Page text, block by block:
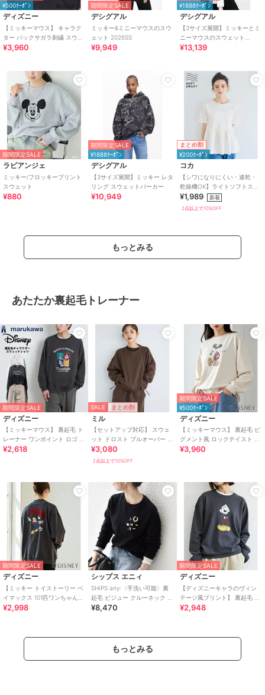
¥500ｸｰﾎﾟﾝ
ディズニー
【ミッキーマウス】 キャラク
ター バックサガラ刺繍 スウェ
ット トレーナー
¥3,960
期間限定SALE
デシグアル
ミッキー&ミニーマウスのスウ
ェット 2026SS
¥9,949
¥1888ｸｰﾎﾟﾝ
デシグアル
【3サイズ展開】ミッキーとミ
ニーマウスのスウェット
2026SS
¥13,139
期間限定SALE
ラビアンジェ
ミッキー/フロッキープリント
スウェット
¥880
期間限定SALE
¥1888ｸｰﾎﾟﾝ
デシグアル
【3サイズ展開】ミッキー レタ
リング スウェットパーカー
¥10,949
まとめ割
¥200ｸｰﾎﾟﾝ
コカ
【シワになりにくい・速乾・
乾燥機OK】ライトソフトスウ
ェットウエストギャザー切替
トップス 全2色
¥1,989 新着
2点以上で10%OFF
もっとみる
あたたか裏起毛トレーナー
期間限定SALE
ディズニー
【ミッキーマウス】 裏起毛 ト
レーナー ワンポイント ロゴ メ
ンズ レディース
¥2,618
SALE まとめ割
ミル
【セットアップ対応】 スウェ
ット ドロスト プルオーバー /
裏起毛 暖か 【mil (ミル)】
¥3,080
2点以上で10%OFF
期間限定SALE
¥500ｸｰﾎﾟﾝ
ディズニー
【ミッキーマウス】 裏起毛 ピ
グメント風 ロックテイスト ス
ウェット トレーナー キャラク
¥3,960
期間限定SALE
ディズニー
【ミッキー トイストーリー ベ
イマックス 101匹ワンちゃん】
裏起毛 トレーナー キャラクタ
¥2,998
シップス エニィ
SHIPS any:〈手洗い可能〉裏
起毛 ビジュー クルーネック コ
ンパクト プルオーバー
¥8,470
期間限定SALE
ディズニー
【ディズニーキャラのヴィン
テージ風プリント】 裏起毛 ス
ウェット トレーナー キャラク
¥2,948
もっとみる